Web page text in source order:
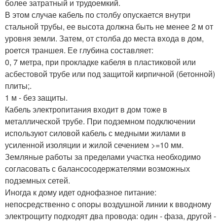
более затратный и трудоемкий.
В этом случае кабель по столбу опускается внутри
стальной трубы, ее высота должна быть не менее 2 м от
уровня земли. Затем, от столба до места входа в дом,
роется траншея. Ее глубина составляет:
0, 7 метра, при прокладке кабеля в пластиковой или
асбестовой трубе или под защитой кирпичной (бетонной)
плиты;.
1 м - без защиты.
Кабель электропитания входит в дом тоже в
металлической трубе. При подземном подключении
используют силовой кабель с медными жилами в
усиленной изоляции и жилой сечением >=10 мм.
Земляные работы за пределами участка необходимо
согласовать с балансосодержателями возможных
подземных сетей.
Иногда к дому идет однофазное питание:
непосредственно с опоры воздушной линии к вводному
электрощиту подходят два провода: один - фаза, другой -